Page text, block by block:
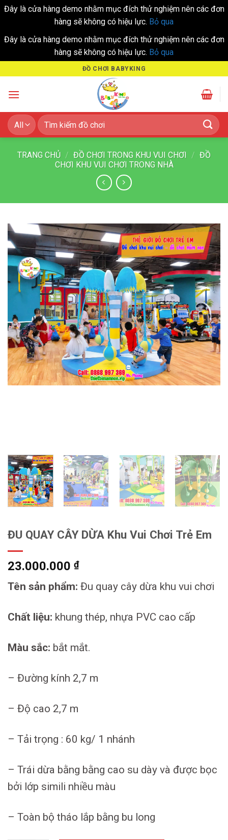
Đây là cửa hàng demo nhằm mục đích thử nghiệm nên các đơn
hàng sẽ không có hiệu lực. Bỏ qua
Đây là cửa hàng demo nhằm mục đích thử nghiệm nên các đơn
hàng sẽ không có hiệu lực. Bỏ qua
to
content
ĐỒ CHƠI BABYKING
Tìm
kiếm:
TRANG CHỦ / ĐỒ CHƠI TRONG KHU VUI CHƠI / ĐỒ
CHƠI KHU VUI CHƠI TRONG NHÀ
ĐU QUAY CÂY DỪA Khu Vui Chơi Trẻ Em
23.000.000 ₫
Tên sản phẩm: Đu quay cây dừa khu vui chơi
Chất liệu: khung thép, nhựa PVC cao cấp
Màu sắc: bắt mắt.
– Đường kính 2,7 m
– Độ cao 2,7 m
– Tải trọng : 60 kg/ 1 nhánh
– Trái dừa bằng bằng cao su dày và được bọc
bởi lớp simili nhiều màu
– Toàn bộ tháo lắp bằng bu long